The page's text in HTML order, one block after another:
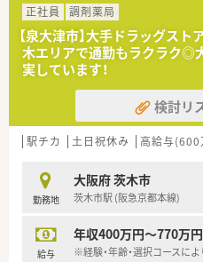
す。
■外来の処方箋枚数は1日あ
れとは別に30名程度の施設
【想定される業務内容】
■多科目の面処方箋に基づ
め、来局された患者様への
■高齢者施設へ入所されて
お薬のセットや訪問服薬管
■管理薬剤師として、店舗
と連携を取りながら日々の
■店舗には常勤薬剤師4名と
常時2名から4名の手厚い体
正社員 調剤薬局
【泉大津市】大手ドラッグス
木エリアで通勤もラクラク◎
実しています！
検討リ
駅チカ 土日祝休み 高給与(600
勤務地
大阪府 茨木市
茨木市駅 (阪急京都本線)
給与
年収400万円～770万円
※経験・年齢・選択コースに